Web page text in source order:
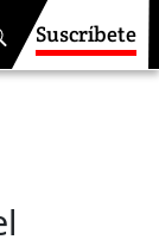
Suscríbete